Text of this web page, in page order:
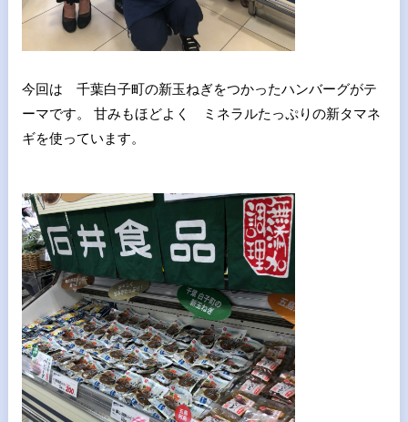
今回は 千葉白子町の新玉ねぎをつかったハンバーグがテ
ーマです。 甘みもほどよく ミネラルたっぷりの新タマネ
ギを使っています。